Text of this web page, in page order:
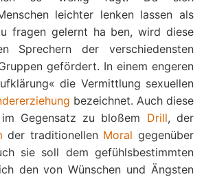
leichter lenken lassen als
fragen gelernt ha ben, wird diese
Sprechern der verschiedensten
gefördert. In einem engeren
die Vermittlung sexuellen
bezeichnet. Auch diese
Gegensatz zu bloßem Drill, der
der traditionellen Moral gegenüber
sie soll dem gefühlsbestimmten
den von Wünschen und Ängsten